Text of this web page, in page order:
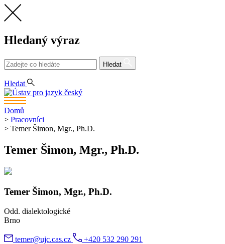
Hledaný výraz
Hledat
Hledat
Domů
> Pracovníci
> Temer Šimon, Mgr., Ph.D.
Temer Šimon, Mgr., Ph.D.
Temer Šimon, Mgr., Ph.D.
Odd. dialektologické
Brno
temer@ujc.cas.cz +420 532 290 291